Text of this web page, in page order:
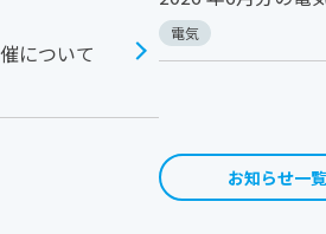
について
電気
お知らせ一覧